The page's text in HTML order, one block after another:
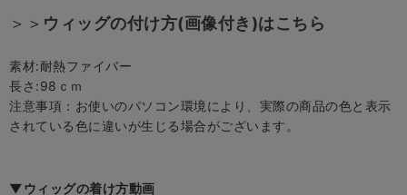
＞＞ ウィッグの付け方(画像付き)はこちら
素材:耐熱ファイバー
長さ:98ｃｍ
注意事項：お使いのパソコン環境により、実際の商品の色と表示
されている色に違いが生じる場合がございます。
▼ウィッグの着け方動画